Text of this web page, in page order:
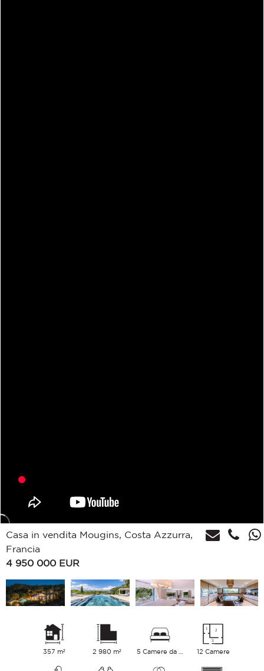
Casa in vendita Mougins, Costa Azzurra,
Francia
4 950 000 EUR
357 m² 2 980 m² 12 Camere